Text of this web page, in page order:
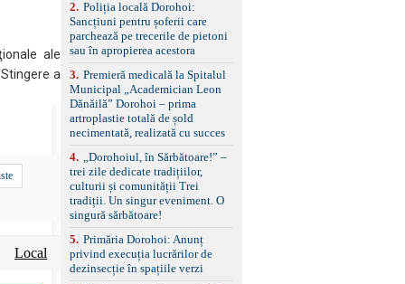
ale
a
Local
reglaj lombar electric
pentru șofer și pasager
Volan multifuncțional
îmbrăcat în piele, cu
treptelor Adaptive cruise
control, asistent
schimbare bandă și
menținere bandă Faruri
bi-xenon adaptive cu
funcție Cornering,
asistent fază lungă
automată , lumini de zi
LED, proiectoare ceață
LED, spălătoare faruri
față/spate, cameră
marșarier Keyless entry
& start, geamuri electrice
2. Poliția locală Dorohoi:
Sancțiuni pentru șoferii care
parchează pe trecerile de pietoni
sau în apropierea acestora
3. Premieră medicală la Spitalul
Municipal „Academician Leon
Dănăilă” Dorohoi – prima
artroplastie totală de șold
necimentată, realizată cu succes
4.
„Dorohoiul, în Sărbătoare!” –
trei zile dedicate tradițiilor,
culturii și comunității Trei
tradiții. Un singur eveniment. O
singură sărbătoare!
5. Primăria Dorohoi: Anunț
privind execuția lucrărilor de
dezinsecție în spațiile verzi